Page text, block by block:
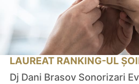
LAUREAT RANKING-UL
Dj Dani Brasov Sonorizari